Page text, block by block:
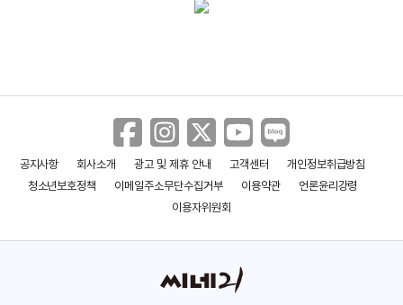
＜예스맨＞2차 예고편
＜예스맨＞1차 예고편
공지사항 회사소개 광고 및 제휴 안내 고객센터
개인정보취급방침
청소년보호정책
이메일주소무단수집거부 이용약관
언론윤리강령
이용자위원회